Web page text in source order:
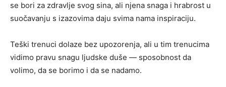
se bori za zdravlje svog sina, ali njena snaga i hrabrost u
suočavanju s izazovima daju svima nama inspiraciju.
Teški trenuci dolaze bez upozorenja, ali u tim trenucima
vidimo pravu snagu ljudske duše — sposobnost da
volimo, da se borimo i da se nadamo.